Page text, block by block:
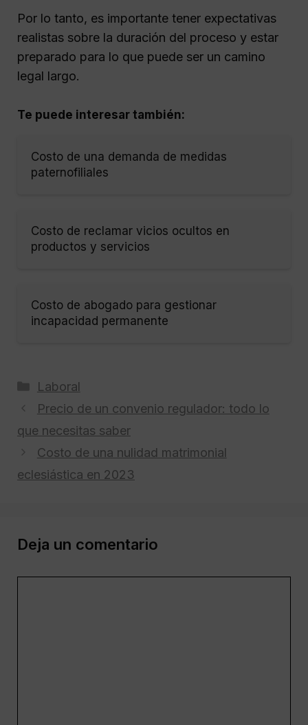
Por lo tanto, es importante tener expectativas
realistas sobre la duración del proceso y estar
preparado para lo que puede ser un camino
legal largo.
Te puede interesar también:
Costo de una demanda de medidas
paternofiliales
Costo de reclamar vicios ocultos en
productos y servicios
Costo de abogado para gestionar
incapacidad permanente
Categorías
Laboral
Precio de un convenio regulador: todo lo
que necesitas saber
Costo de una nulidad matrimonial
eclesiástica en 2023
Deja un comentario